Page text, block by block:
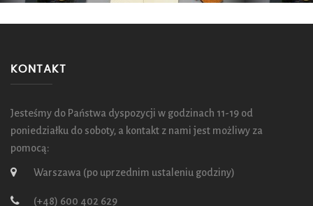
KONTAKT
Jesteśmy do Państwa dyspozycji w godzinach 11-19 od
poniedziałku do soboty, a kontakt z nami jest możliwy za
pomocą:
Warszawa (po uprzednim ustaleniu godziny)
(+48) 600 402 629